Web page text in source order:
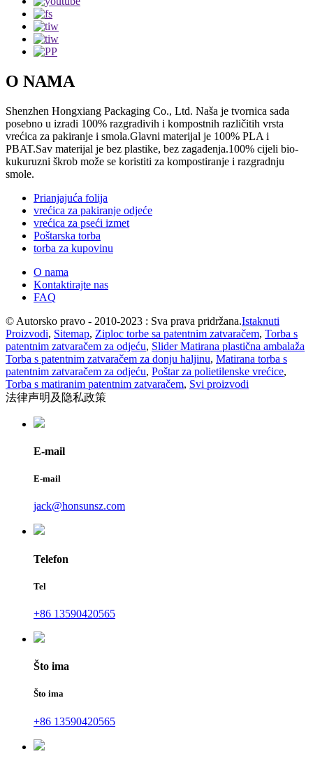
O NAMA
Shenzhen Hongxiang Packaging Co., Ltd. Naša je tvornica sada
posebno u izradi 100% razgradivih i kompostnih različitih vrsta
vrećica za pakiranje i smola.Glavni materijal je 100% PLA i
PBAT.Sav materijal je bez plastike, bez zagađenja.100% cijeli bio-
kukuruzni škrob može se koristiti za kompostiranje i razgradnju
smole.
Prianjajuća folija
vrećica za pakiranje odjeće
vrećica za pseći izmet
Poštarska torba
torba za kupovinu
O nama
Kontaktirajte nas
FAQ
© Autorsko pravo - 2010-2023 : Sva prava pridržana.Istaknuti
Proizvodi, Sitemap, Ziploc torbe sa patentnim zatvaračem, Torba s
patentnim zatvaračem za odjeću, Slider Matirana plastična ambalaža
Torba s patentnim zatvaračem za donju haljinu, Matirana torba s
patentnim zatvaračem za odjeću, Poštar za polietilenske vrećice,
Torba s matiranim patentnim zatvaračem, Svi proizvodi
法律声明及隐私政策
E-mail
E-mail
jack@honsunsz.com
Telefon
Tel
+86 13590420565
Što ima
Što ima
+86 13590420565